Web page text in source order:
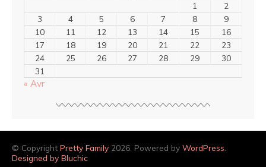
1
2
3
4 5 6 7 8
9
10
11 12 13 14 15
16
17
18 19 20 21 22
23
24
25 26 27 28 29
30
31
« Avr
© Copyright Pretty Family 2026. Powered by WordPress
Designed by Bluchic